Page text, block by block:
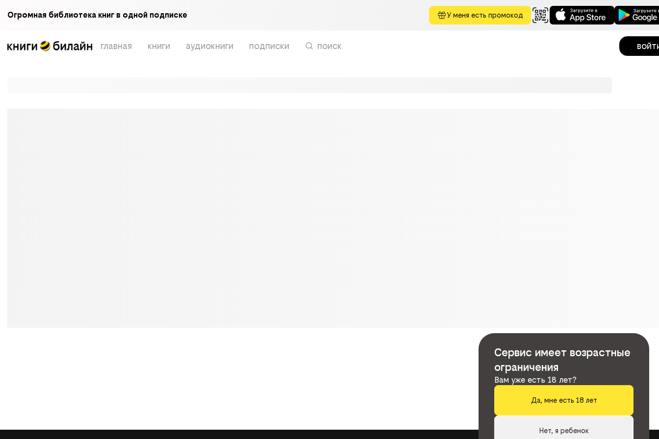
Огромная библиотека книг в одной подписке У меня есть промокод
главная книги аудиокниги подписки поиск
Сервис имеет возрастные
ограничения
Вам уже есть 18 лет?
Да, мне есть 18 лет
Нет, я ребенок